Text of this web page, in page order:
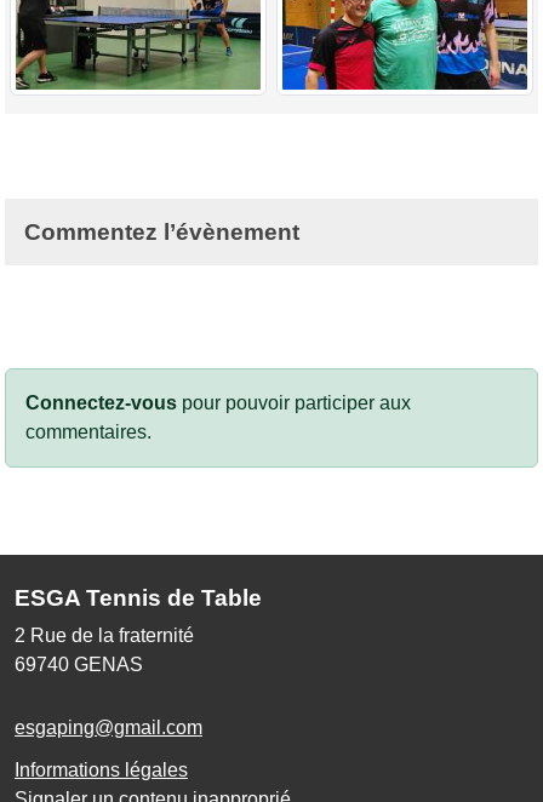
Commentez l’évènement
Connectez-vous pour pouvoir participer aux
commentaires.
ESGA Tennis de Table
2 Rue de la fraternité
69740 GENAS
esgaping@gmail.com
Informations légales